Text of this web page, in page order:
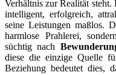
Verhältnis zur Realität
intelligent, erfolgreich,
seine Leistungen maßlos.
harmlose Prahlerei,
süchtig nach
diese die einzige Quelle
Beziehung bedeutet dies,